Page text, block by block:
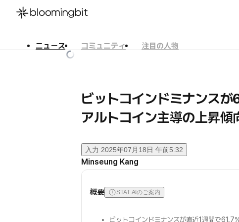
ニュース コミュニティ
注目の人物
ビットコインドミナンス
アルトコイン主導の上昇傾
入力 2025年07月18日 午前5:32
Minseung Kang
概要 STAT AIのご案内
ビットコインドミナンスが直近1週間で61.7